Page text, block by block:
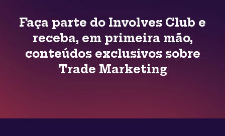
Faça parte do Involves Club e
receba, em primeira mão,
conteúdos exclusivos sobre
Trade Marketing